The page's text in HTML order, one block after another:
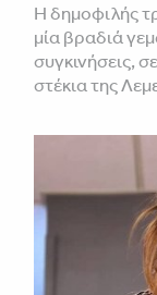
H δημοφιλής
μία βραδιά
συγκινήσεις,
στέκια της